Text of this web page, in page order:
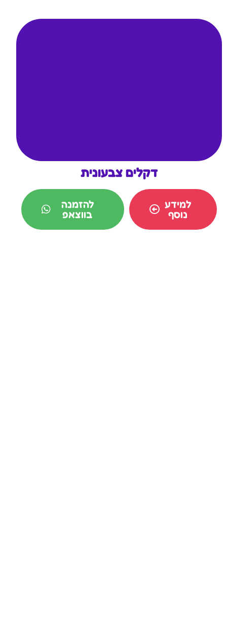
דקלים צבעונית
למידע
נוסף
להזמנה
בווצאפ